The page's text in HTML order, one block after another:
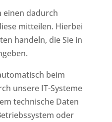
einen dadurch
mitteilen. Hierbei
handeln, die Sie in
beim
unsere IT-Systeme
technische Daten
oder